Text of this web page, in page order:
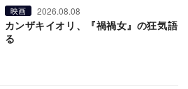
映画 2026.08.08
カンザキイオリ、『禍禍女』の狂気語
る